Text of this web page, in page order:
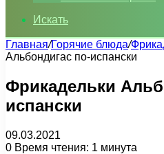
Искать
Главная/Горячие блюда/
Альбондигас по-испански
Фрикадельки
испански
09.03.2021
0 Время чтения: 1 минута